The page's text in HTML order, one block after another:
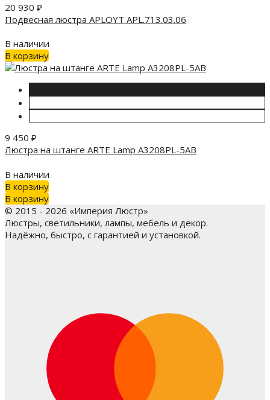
20 930 ₽
Подвесная люстра APLOYT APL.713.03.06
В наличии
В корзину
9 450 ₽
Люстра на штанге ARTE Lamp A3208PL-5AB
В наличии
В корзину
В корзину
© 2015 - 2026 «Империя Люстр»
Люстры, светильники, лампы, мебель и декор.
Надёжно, быстро, с гарантией и установкой.